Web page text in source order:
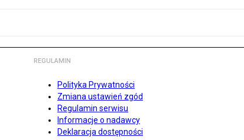
REGULAMIN
Polityka Prywatności
Zmiana ustawień zgód
Regulamin serwisu
Informacje o nadawcy
Deklaracja dostępności